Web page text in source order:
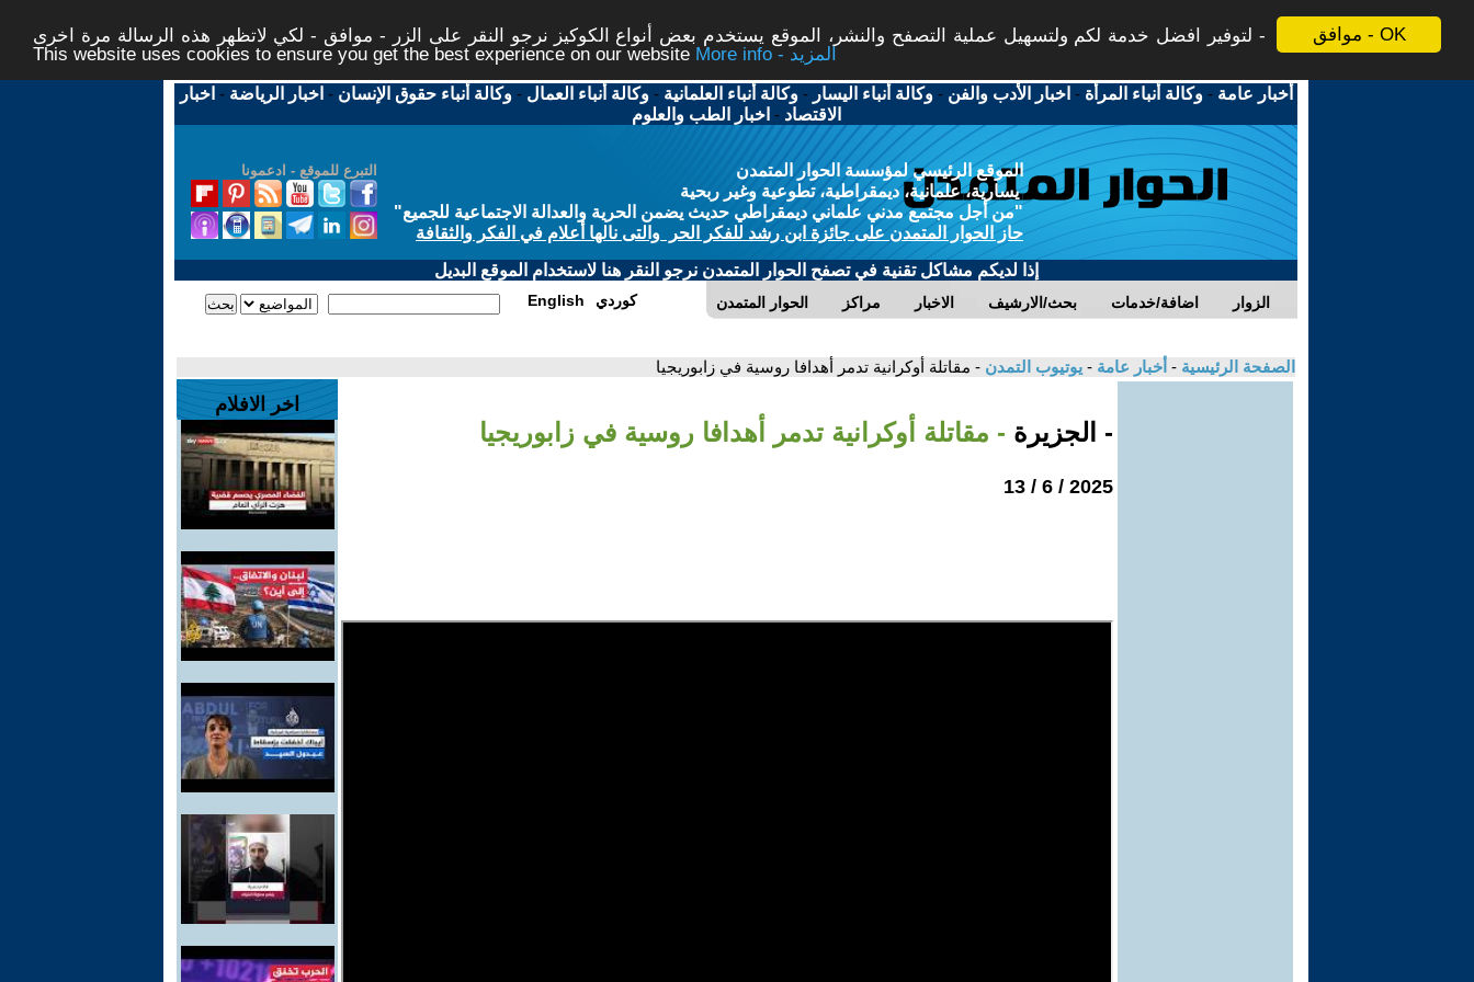
موافق - OK
لتوفير افضل خدمة لكم ولتسهيل عملية التصفح والنشر، الموقع يستخدم بعض أنواع الكوكيز نرجو النقر على الزر - موافق - لكي لاتظهر هذه الرسالة مرة اخرى -
This website uses cookies to ensure you get the best experience on our website
More info - المزيد
أخبار عامة -وكالة أنباء المرأة - اخبار الأدب والفن -وكالة أنباء اليسار -وكالة أنباء العلمانية -وكالة أنباء العمال -وكالة أنباء حقوق الإنسان - اخبار الرياضة - اخبار
الاقتصاد - اخبار الطب والعلوم
التبرع للموقع - ادعمونا
الموقع الرئيسي لمؤسسة الحوار المتمدن
يسارية، علمانية، ديمقراطية، تطوعية وغير ربحية
"من أجل مجتمع مدني علماني ديمقراطي حديث يضمن الحرية والعدالة الاجتماعية للجميع"
حاز الحوار المتمدن على جائزة ابن رشد للفكر الحر والتى نالها أعلام في الفكر والثقافة
إذا لديكم مشاكل تقنية في تصفح الحوار المتمدن نرجو النقر هنا لاستخدام الموقع البديل
الحوار المتمدن مراكز الاخبار بحث/الارشيف اضافة/خدمات الزوار English كوردي
الصفحة الرئيسية - أخبار عامة - يوتيوب التمدن - مقاتلة أوكرانية تدمر أهدافا روسية في زابوريجيا
- الجزيرة - مقاتلة أوكرانية تدمر أهدافا روسية في زابوريجيا
2025 / 6 / 13
اخر الافلام